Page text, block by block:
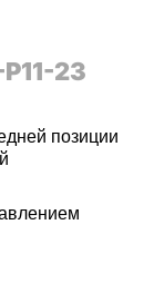
23
позиции